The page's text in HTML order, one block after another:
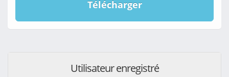
Télécharger
Utilisateur enregistré